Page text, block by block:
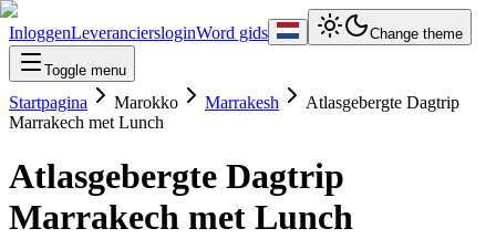
InloggenLeveranciersloginWord gids Change theme
Toggle menu
Startpagina Marokko Marrakesh
Atlasgebergte Dagtrip
Marrakech met Lunch
Atlasgebergte Dagtrip
Marrakech met Lunch